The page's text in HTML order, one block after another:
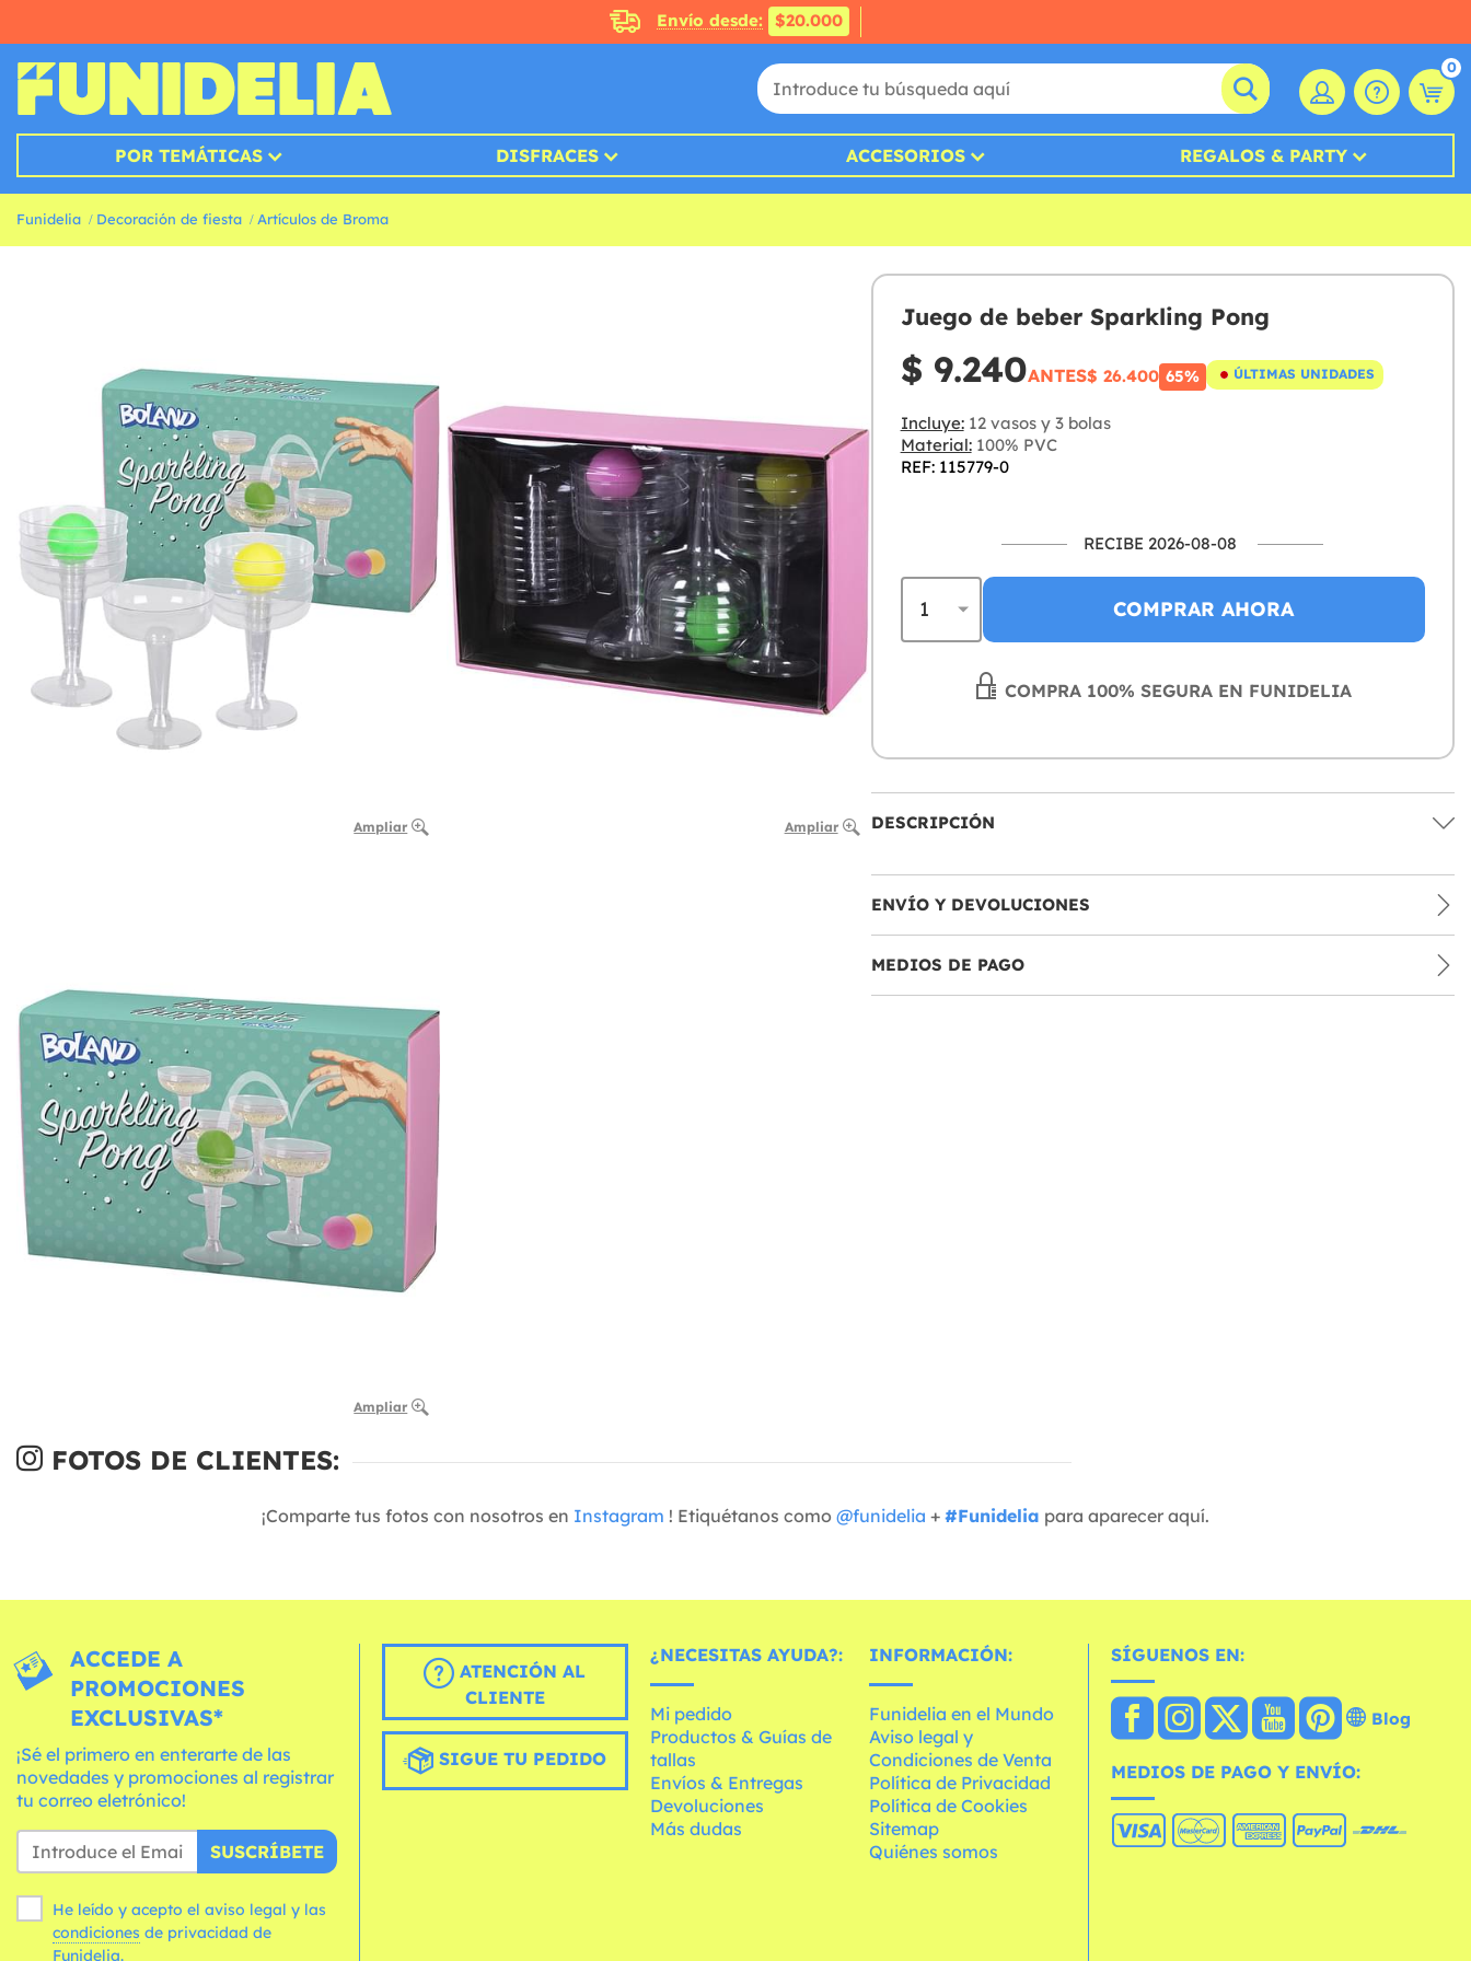
Envío desde: $20.000
0
POR TEMÁTICAS DISFRACES ACCESORIOS REGALOS & PARTY
Funidelia Decoración de fiesta Artículos de Broma
Ampliar Ampliar
Ampliar
Juego de beber Sparkling Pong
$ 9.240ANTES$ 26.400 65% ÚLTIMAS UNIDADES
Incluye:12 vasos y 3 bolas
Material:100% PVC
REF: 115779-0
RECIBE 2026-08-08
COMPRAR AHORA
COMPRA 100% SEGURA EN FUNIDELIA
DESCRIPCIÓN
ENVÍO Y DEVOLUCIONES
MEDIOS DE PAGO
FOTOS DE CLIENTES:
¡Comparte tus fotos con nosotros en Instagram ! Etiquétanos como @funidelia + #Funidelia para aparecer aquí.
ACCEDE A
PROMOCIONES
EXCLUSIVAS*
¡Sé el primero en enterarte de las
novedades y promociones al registrar
tu correo eletrónico!
SUSCRÍBETE
He leído y acepto el aviso legal y las
condiciones
Funidelia.
ATENCIÓN AL
CLIENTE
SIGUE TU PEDIDO
¿NECESITAS AYUDA?:
Mi pedido
Productos & Guías de
tallas
Envíos & Entregas
Devoluciones
Más dudas
INFORMACIÓN:
Funidelia en el Mundo
Aviso legal y
Condiciones de Venta
Política de Privacidad
Política de Cookies
Sitemap
Quiénes somos
SÍGUENOS EN:
Blog
MEDIOS DE PAGO Y ENVÍO: